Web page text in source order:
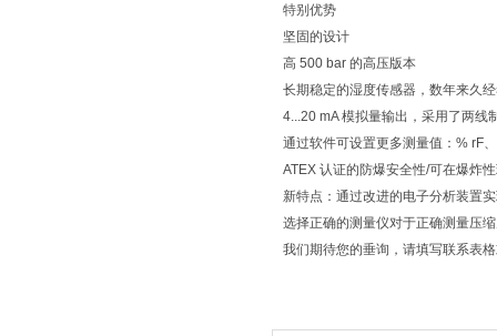
特别优势
坚固的设计
高 500 bar 的高压版本
长期稳定的湿度传感器，数年来久
4...20 mA 模拟量输出，采用了两线
通过软件可设置更多测量值：% rF
ATEX 认证的防爆安全性/可在爆炸
新特点：通过改进的电子分析装置
选择正确的测量仪对于正确测量压
我们期待您的垂询，请填写联系表